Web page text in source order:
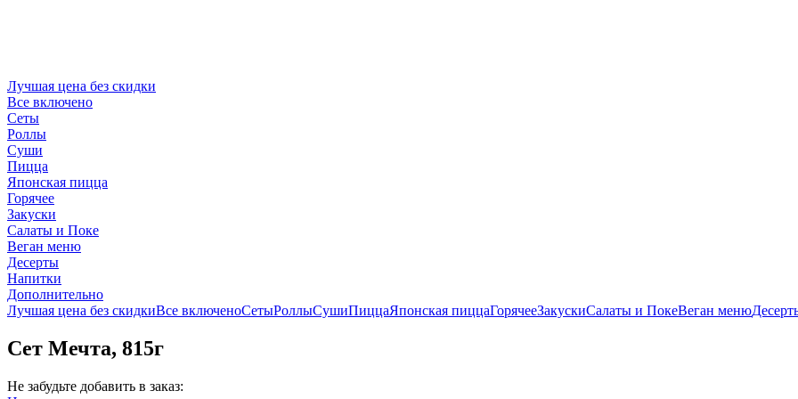
Лучшая цена без скидки
Все включено
Сеты
Роллы
Суши
Пицца
Японская пицца
Горячее
Закуски
Салаты и Поке
Веган меню
Десерты
Напитки
Дополнительно
Лучшая цена без скидкиВсе включеноСетыРоллыСушиПиццаЯпонская пиццаГорячееЗакускиСалаты и ПокеВеган меню
Сет Мечта, 815г
Не забудьте добавить в заказ: